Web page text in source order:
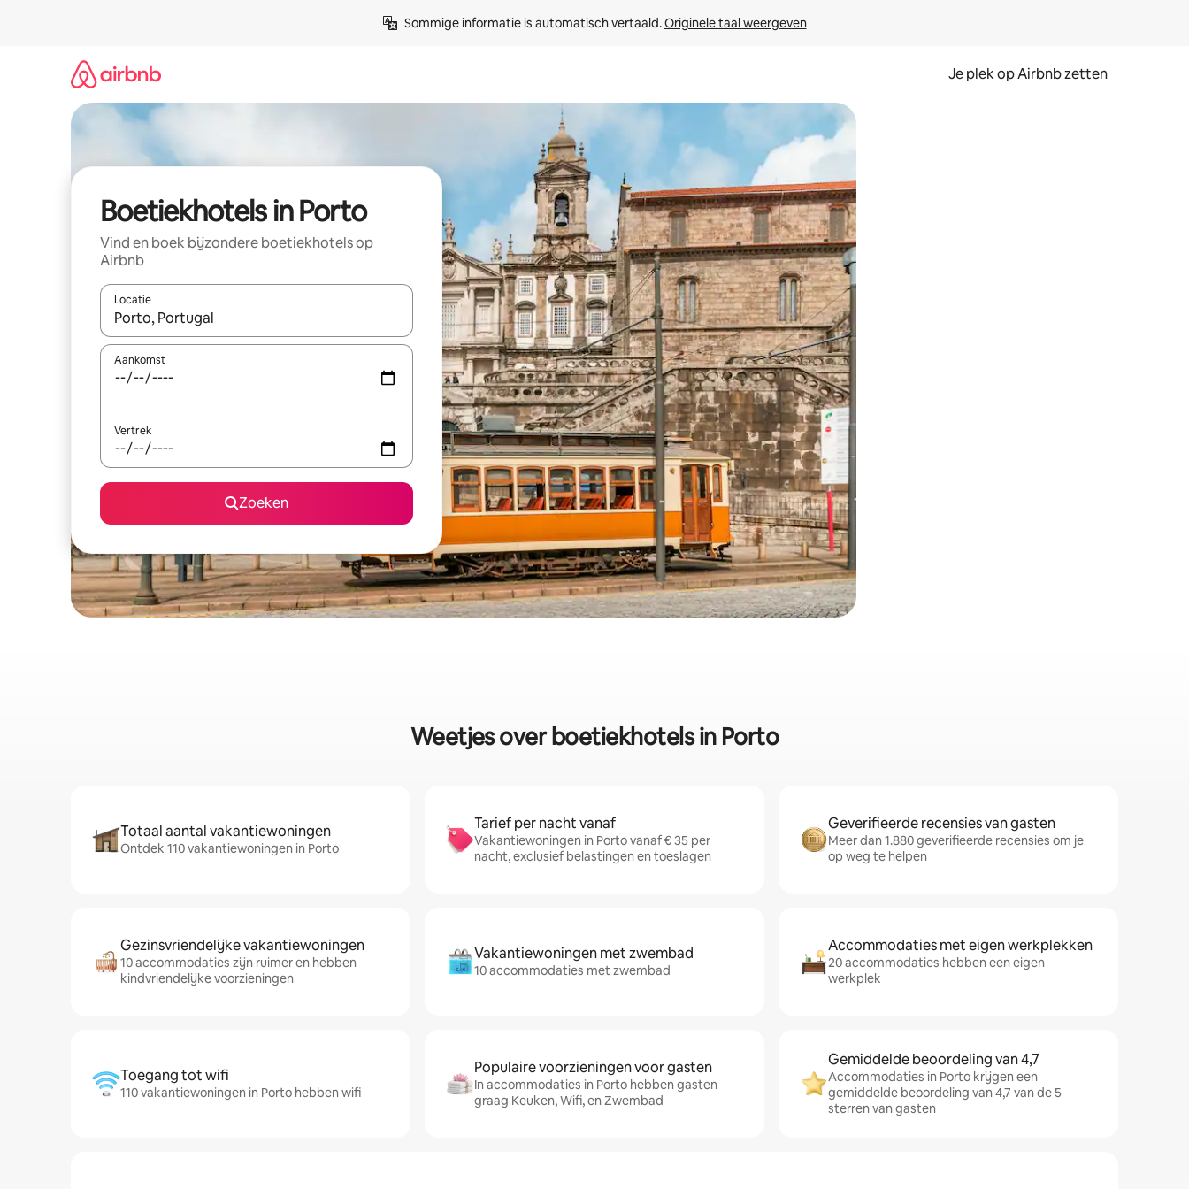
Sommige informatie is automatisch vertaald. Originele taal weergeven
Je plek op Airbnb zetten
Boetiekhotels in Porto
Vind en boek bijzondere boetiekhotels op
Airbnb
Locatie
Wanneer er resultaten beschikbaar zijn, maak je een keuze met je de pijltjestoetsen omhoog en omlaag, óf door te tikken of swipen.
Aankomst
Vertrek
Zoeken
Weetjes over boetiekhotels in Porto
Totaal aantal vakantiewoningen
Ontdek 110 vakantiewoningen in Porto
Tarief per nacht vanaf
Vakantiewoningen in Porto vanaf € 35 per
nacht, exclusief belastingen en toeslagen
Geverifieerde recensies van gasten
Meer dan 1.880 geverifieerde recensies om je
op weg te helpen
Gezinsvriendelijke vakantiewoningen
10 accommodaties zijn ruimer en hebben
kindvriendelijke voorzieningen
Vakantiewoningen met zwembad
10 accommodaties met zwembad
Accommodaties met eigen werkplekken
20 accommodaties hebben een eigen
werkplek
Toegang tot wifi
110 vakantiewoningen in Porto hebben wifi
Populaire voorzieningen voor gasten
In accommodaties in Porto hebben gasten
graag Keuken, Wifi, en Zwembad
Gemiddelde beoordeling van 4,7
Accommodaties in Porto krijgen een
gemiddelde beoordeling van 4,7 van de 5
sterren van gasten